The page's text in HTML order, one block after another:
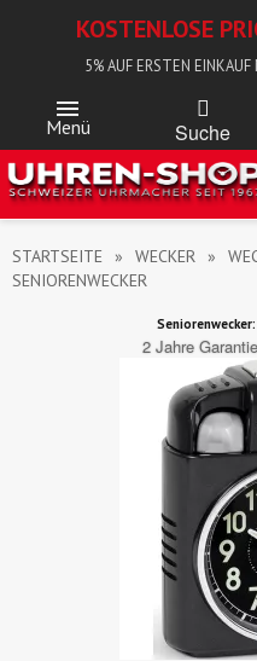
KOSTENLOSE
5% AUF ERSTEN EINKAUF
Menü Suche
STARTSEITE WECKER
SENIORENWECKER
2 Jahre